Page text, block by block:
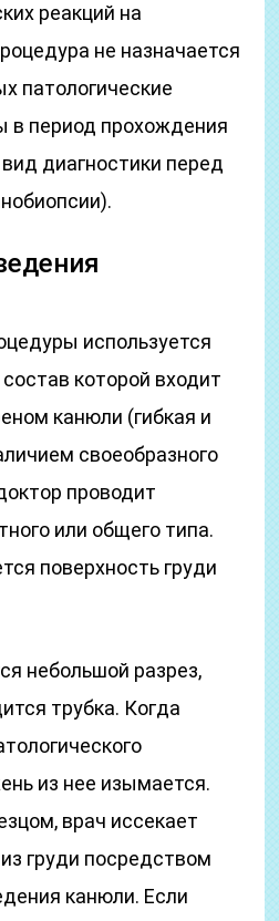
реакций на
не назначается
патологические
в период прохождения
диагностики перед
используется
которой входит
канюли (гибкая и
своеобразного
проводит
или общего типа.
поверхность груди
небольшой разрез,
трубка. Когда
из нее изымается.
врач иссекает
груди посредством
канюли. Если